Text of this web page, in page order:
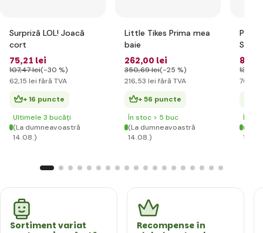
Surpriză LOL! Joacă
cort
75,21 lei
107,47 lei(-30 %)
62,15 lei fără TVA
+ 16 puncte
Ultimele 3 bucăți
(La dumneavoastră
14.08.)
Little Tikes Prima mea
baie
262,00 lei
350,69 lei(-25 %)
216,53 lei fără TVA
+ 56 puncte
În stoc > 5 buc
(La dumneavoastră
14.08.)
Pe!
-
84
133
70
În
(La
Sortiment variat
Recompense în